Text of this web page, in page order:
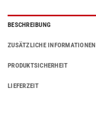
BESCHREIBUNG
ZUSÄTZLICHE INFORMATIONEN
PRODUKTSICHERHEIT
LIEFERZEIT